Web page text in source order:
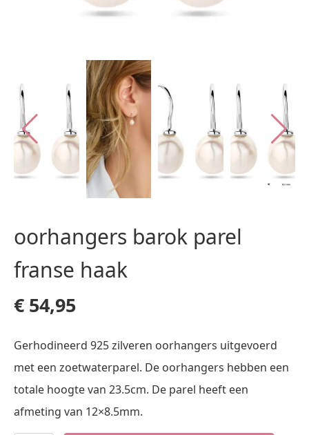
oorhangers barok parel
franse haak
€ 54,95
Gerhodineerd 925 zilveren oorhangers uitgevoerd
met een zoetwaterparel. De oorhangers hebben een
totale hoogte van 23.5cm. De parel heeft een
afmeting van 12×8.5mm.